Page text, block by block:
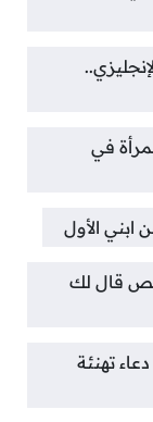
في
ابني الأول
قال لك
تهنئة